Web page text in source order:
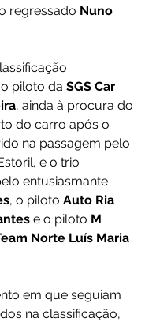
regressado Nuno
piloto da SGS Car
, ainda à procura do
do carro após o
na passagem pelo
e o trio
entusiasmante
, o piloto Auto Ria
e o piloto M
Norte Luís Maria
em que seguiam
na classificação,